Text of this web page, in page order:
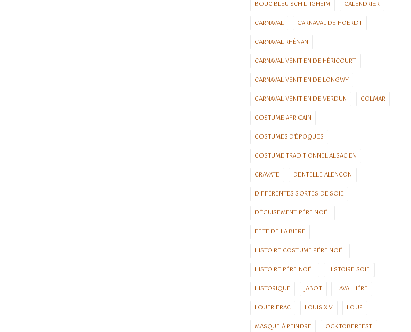
BOUC BLEU SCHILTIGHEIM CALENDRIER
CARNAVAL CARNAVAL DE HOERDT
CARNAVAL RHÉNAN
CARNAVAL VÉNITIEN DE HÉRICOURT
CARNAVAL VÉNITIEN DE LONGWY
CARNAVAL VÉNITIEN DE VERDUN COLMAR
COSTUME AFRICAIN
COSTUMES D'ÉPOQUES
COSTUME TRADITIONNEL ALSACIEN
CRAVATE DENTELLE ALENCON
DIFFÉRENTES SORTES DE SOIE
DÉGUISEMENT PÈRE NOËL
FETE DE LA BIERE
HISTOIRE COSTUME PÈRE NOËL
HISTOIRE PÈRE NOËL HISTOIRE SOIE
HISTORIQUE JABOT LAVALLIÈRE
LOUER FRAC LOUIS XIV LOUP
MASQUE À PEINDRE OCKTOBERFEST